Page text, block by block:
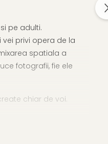
pe adulti.
privi opera de la
spatiala a
fotografii, fie ele
chiar de voi.